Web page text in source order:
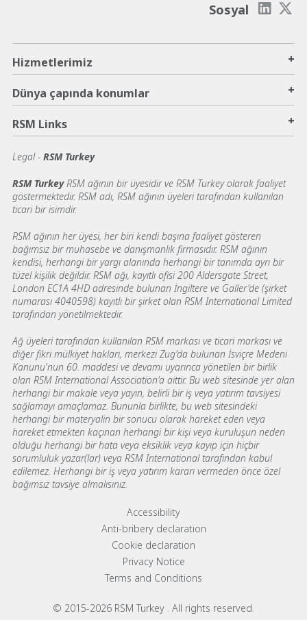
Sosyal
Hizmetlerimiz +
Dünya çapında konumlar +
RSM Links +
Legal - RSM Turkey
RSM TurkeyRSM ağının bir üyesidir ve RSM Turkey olarak faaliyet
göstermektedir. RSM adı, RSM ağının üyeleri tarafından kullanılan
ticari bir isimdir.
RSM ağının her üyesi, her biri kendi başına faaliyet gösteren
bağımsız bir muhasebe ve danışmanlık firmasıdır. RSM ağının
kendisi, herhangi bir yargı alanında herhangi bir tanımda ayrı bir
tüzel kişilik değildir. RSM ağı, kayıtlı ofisi 200 Aldersgate Street,
London EC1A 4HD adresinde bulunan İngiltere ve Galler'de (şirket
numarası 4040598) kayıtlı bir şirket olan RSM International Limited
tarafından yönetilmektedir.
Ağ üyeleri tarafından kullanılan RSM markası ve ticari markası ve
diğer fikri mülkiyet hakları, merkezi Zug'da bulunan İsviçre Medeni
Kanunu'nun 60. maddesi ve devamı uyarınca yönetilen bir birlik
olan RSM International Association'a aittir. Bu web sitesinde yer alan
herhangi bir makale veya yayın, belirli bir iş veya yatırım tavsiyesi
sağlamayı amaçlamaz. Bununla birlikte, bu web sitesindeki
herhangi bir materyalin bir sonucu olarak hareket eden veya
hareket etmekten kaçınan herhangi bir kişi veya kuruluşun neden
olduğu herhangi bir hata veya eksiklik veya kayıp için hiçbir
sorumluluk yazar(lar) veya RSM International tarafından kabul
edilemez. Herhangi bir iş veya yatırım kararı vermeden önce özel
bağımsız tavsiye almalısınız.
© 2015-2026 RSM Turkey . All rights reserved.
Footer menu linksAccessibility
Anti-bribery declaration
Cookie declaration
Privacy Notice
Terms and Conditions